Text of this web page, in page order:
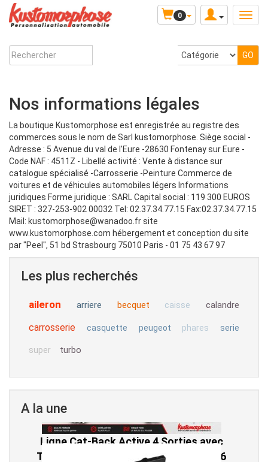
0
Nos informations légales
La boutique Kustomorphose est enregistrée au registre des
commerces sous le nom de Sarl kustomorphose. Siège social -
Adresse : 5 Avenue du val de l'Eure -28630 Fontenay sur Eure -
Code NAF : 4511Z - Libellé activité : Vente à distance sur
catalogue spécialisé -Carrosserie -Peinture Commerce de
voitures et de véhicules automobiles légers Informations
juridiques Forme juridique : SARL Capital social : 119 300 EUROS
SIRET : 327-253-902 00032 Tel: 02.37.34.77.15 Fax:02.37.34.77.15
Mail: kustomorphose@wanadoo.fr site
www.kustomorphose.com hébergement et conception du site
par "Peel", 51 bd Strasbourg 75010 Paris - 01 75 43 67 97
Les plus recherchés
aileron arriere becquet caisse calandre
carrosserie casquette peugeot phares serie
super turbo
A la une